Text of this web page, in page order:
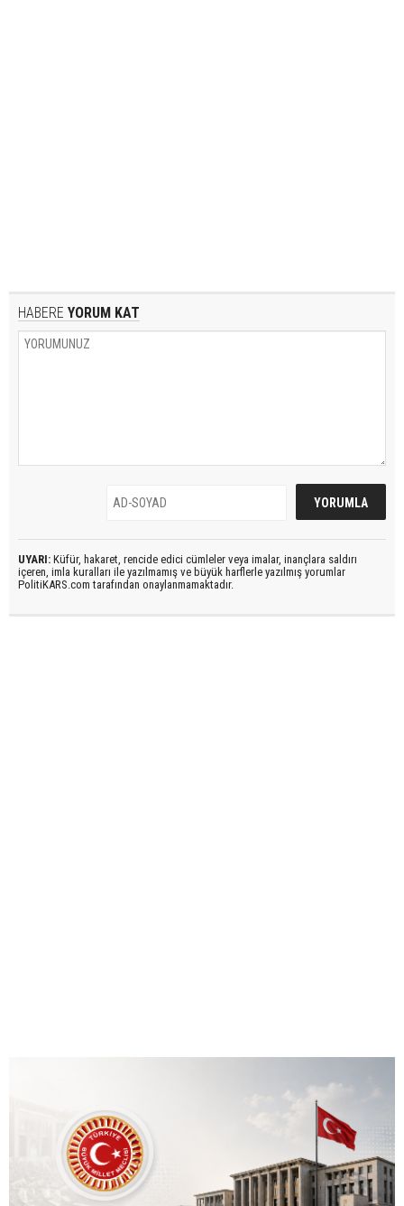
HABERE YORUM KAT
UYARI: Küfür, hakaret, rencide edici cümleler veya imalar, inançlara saldırı
içeren, imla kuralları ile yazılmamış ve büyük harflerle yazılmış yorumlar
PolitiKARS.com tarafından onaylanmamaktadır.